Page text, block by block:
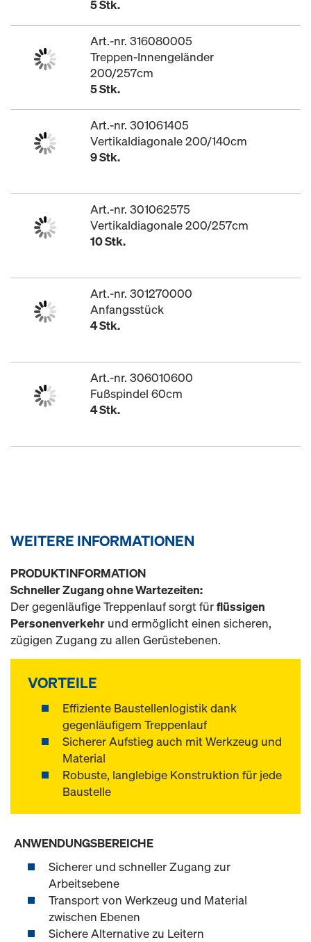
5 Stk.
Art.-nr. 316080005
Treppen-Innengeländer
200/257cm
5 Stk.
Art.-nr. 301061405
Vertikaldiagonale 200/140cm
9 Stk.
Art.-nr. 301062575
Vertikaldiagonale 200/257cm
10 Stk.
Art.-nr. 301270000
Anfangsstück
4 Stk.
Art.-nr. 306010600
Fußspindel 60cm
4 Stk.
WEITERE INFORMATIONEN
PRODUKTINFORMATION
Schneller Zugang ohne Wartezeiten:
Der gegenläufige Treppenlauf sorgt fürflüssigen
Personenverkehr und ermöglicht einen sicheren,
zügigen Zugang zu allen Gerüstebenen.
VORTEILE
Effiziente Baustellenlogistik dank
gegenläufigem Treppenlauf
Sicherer Aufstieg auch mit Werkzeug und
Material
Robuste, langlebige Konstruktion für jede
Baustelle
ANWENDUNGSBEREICHE
Sicherer und schneller Zugang zur
Arbeitsebene
Transport von Werkzeug und Material
zwischen Ebenen
Sichere Alternative zu Leitern